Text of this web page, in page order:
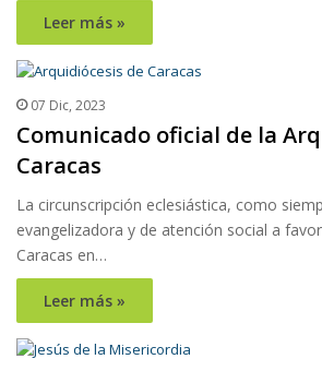
Leer más »
07 Dic, 2023
Comunicado oficial de la
Caracas
La circunscripción eclesiástica, como
evangelizadora y de atención social a
Caracas en…
Leer más »